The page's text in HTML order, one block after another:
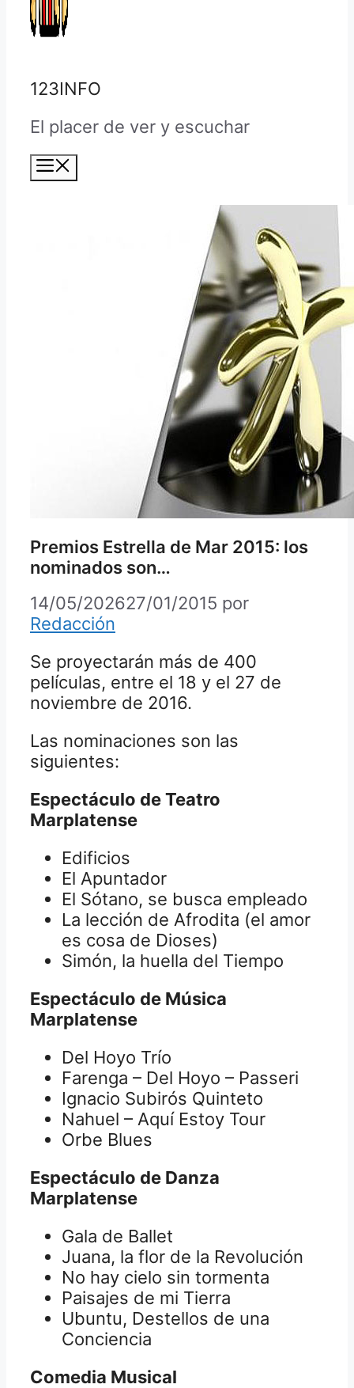
123INFO
El placer de ver y escuchar
Premios Estrella de Mar 2015: los
nominados son…
14/05/202627/01/2015 por
Redacción
Se proyectarán más de 400
películas, entre el 18 y el 27 de
noviembre de 2016.
Las nominaciones son las
siguientes:
Espectáculo de Teatro
Marplatense
Edificios
El Apuntador
El Sótano, se busca empleado
La lección de Afrodita (el amor
es cosa de Dioses)
Simón, la huella del Tiempo
Espectáculo de Música
Marplatense
Del Hoyo Trío
Farenga – Del Hoyo – Passeri
Ignacio Subirós Quinteto
Nahuel – Aquí Estoy Tour
Orbe Blues
Espectáculo de Danza
Marplatense
Gala de Ballet
Juana, la flor de la Revolución
No hay cielo sin tormenta
Paisajes de mi Tierra
Ubuntu, Destellos de una
Conciencia
Comedia Musical